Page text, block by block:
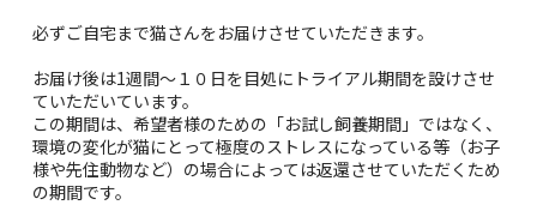
必ずご自宅まで猫さんをお届けさせていただきます。
お届け後は1週間～１０日を目処にトライアル期間を設けさせ
ていただいています。
この期間は、希望者様のための「お試し飼養期間」ではなく、
環境の変化が猫にとって極度のストレスになっている等（お子
様や先住動物など）の場合によっては返還させていただくため
の期間です。